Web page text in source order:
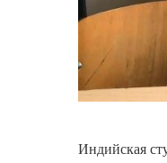
Индийская